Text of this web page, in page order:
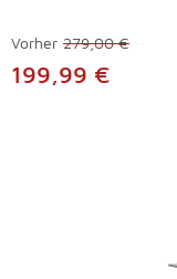
Vorher 279,00 €
199,99 €